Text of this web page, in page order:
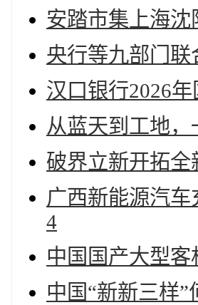
安踏市集上海
央行等九部门
汉口银行2026
从蓝天到工地
破界立新开拓全
广西新能源汽
4
中国国产大型客
中国“新新三样